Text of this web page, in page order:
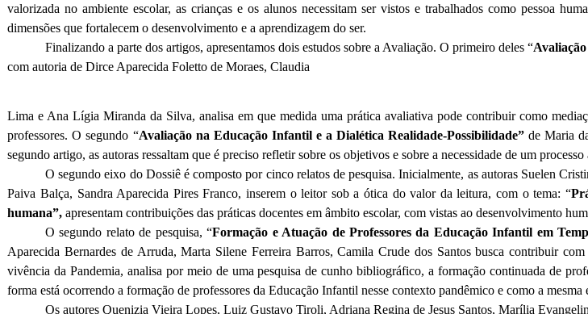
valorizada no ambiente escolar, as crianças e os alunos necessitam ser vistos e trabalhados como pessoa
dimensões que fortalecem o desenvolvimento e a aprendizagem do ser.
Finalizando a parte dos artigos, apresentamos dois estudos sobre a Avaliação. O primeiro deles “
com autoria de Dirce Aparecida Foletto de Moraes, Claudia
Lima e Ana Lígia Miranda da Silva, analisa em que medida uma prática avaliativa pode contribuir como
professores. O segundo “Avaliação na Educação Infantil e a Dialética Realidade-Possibilidade”de Maria
segundo artigo, as autoras ressaltam que é preciso refletir sobre os objetivos e sobre a necessidade de um
O segundo eixo do Dossiê é composto por cinco relatos de pesquisa. Inicialmente, as autoras Suelen
Paiva Balça, Sandra Aparecida Pires Franco, inserem o leitor sob a ótica do valor da leitura, com o tema: “
humana”,apresentam contribuições das práticas docentes em âmbito escolar, com vistas ao desenvolvimento
O segundo relato de pesquisa, “Formação e Atuação de Professores da Educação Infantil em
Aparecida Bernardes de Arruda, Marta Silene Ferreira Barros, Camila Crude dos Santos busca contribuir
vivência da Pandemia, analisa por meio de uma pesquisa de cunho bibliográfico, a formação continuada de
forma está ocorrendo a formação de professores da Educação Infantil nesse contexto pandêmico e como a mesma
Os autores Quenizia Vieira Lopes, Luiz Gustavo Tiroli, Adriana Regina de Jesus Santos, Marília